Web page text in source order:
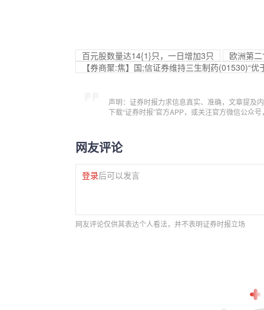
百元股数量达14{1}只，一日增加3只
欧洲第二
【券商聚:焦】国;信证券维持三生制药(01530)“
声明：证券时报力求信息真实、准确，文章提及
下载“证券时报”官方APP，或关注官方微信公众
网友评论
登录后可以发言
网友评论仅供其表达个人看法，并不表明证券时报立场